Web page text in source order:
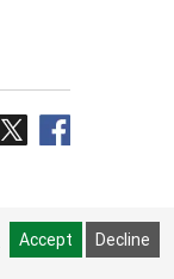
Accept Decline
Accept Decline